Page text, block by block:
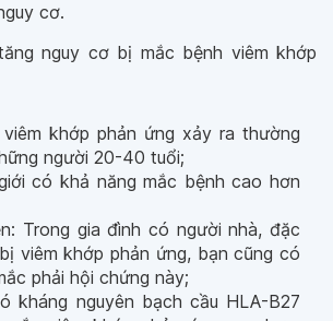
cơ.
nguy cơ bị mắc bệnh viêm khớp
khớp phản ứng xảy ra thường
người 20-40 tuổi;
có khả năng mắc bệnh cao hơn
Trong gia đình có người nhà, đặc
viêm khớp phản ứng, bạn cũng có
phải hội chứng này;
kháng nguyên bạch cầu HLA-B27